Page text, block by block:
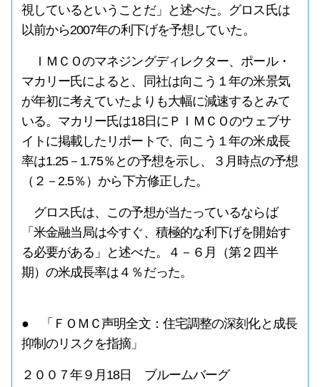
視しているということだ」と述べた。グロス氏は
以前から2007年の利下げを予想していた。
ＩＭＣＯのマネジングディレクター、ポール・
マカリー氏によると、同社は向こう１年の米景気
が年初に考えていたよりも大幅に減速するとみて
いる。マカリー氏は18日にＰＩＭＣＯのウェブサ
イトに掲載したリポートで、向こう１年の米成長
率は1.25－1.75％との予想を示し、３月時点の予想
（２－2.5％）から下方修正した。
グロス氏は、この予想が当たっているならば
「米金融当局は今すぐ、積極的な利下げを開始す
る必要がある」と述べた。４－６月（第２四半
期）の米成長率は４％だった。
● 「ＦＯＭＣ声明全文：住宅調整の深刻化と成長
抑制のリスクを指摘」
２００７年９月18日 ブルームバーグ